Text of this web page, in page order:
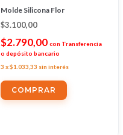
Molde Silicona Flor
$3.100,00
$2.790,00 con Transferencia
o depósito bancario
3 x$1.033,33 sin interés